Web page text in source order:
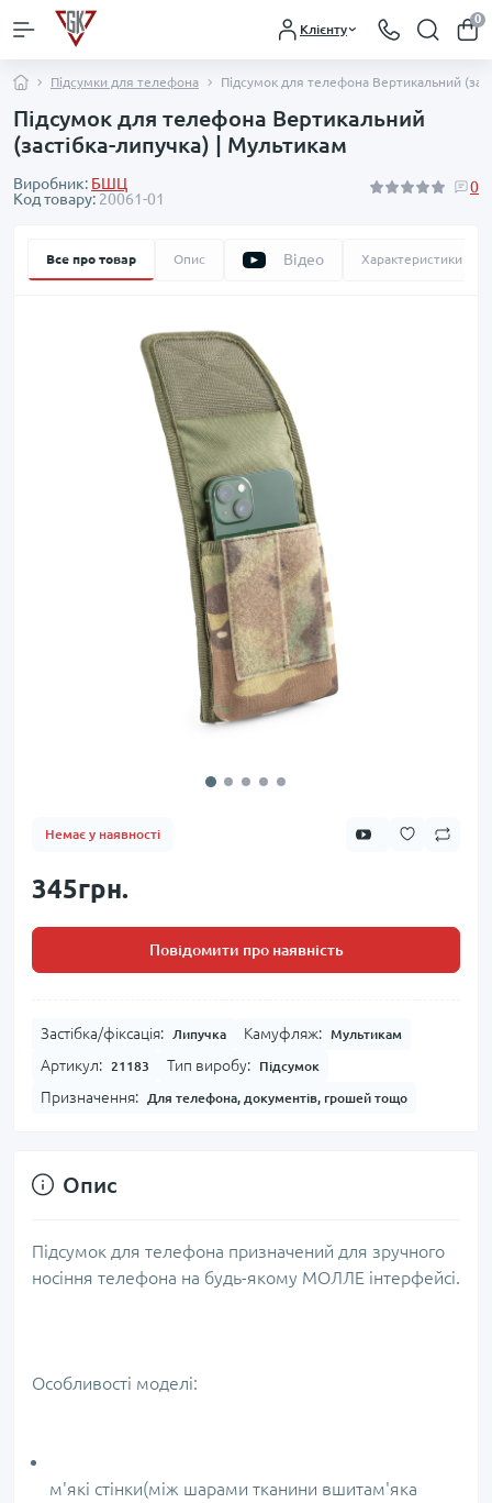
Клієнту
0
Підсумки для телефона Підсумок для телефона Вертикальний
Підсумок для телефона Вертикальний
(застібка-липучка) | Мультикам
Виробник: БШЦ
Код товару: 20061-01
0
Все про товар Опис Відео Характеристики
Немає у наявності
345грн.
Повідомити про наявність
Застібка/фіксація: Липучка Камуфляж: Мультикам
Артикул: 21183 Тип виробу: Підсумок
Призначення: Для телефона, документів, грошей тощо
Опис
Підсумок для телефона призначений для зручного
носіння телефона на будь-якому МОЛЛЕ інтерфейсі.
Особливості моделі:
м'які стінки(між шарами тканини вшитам'яка